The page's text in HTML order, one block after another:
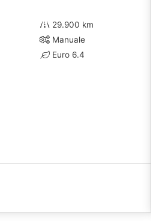
29.900 km
Manuale
Euro 6.4